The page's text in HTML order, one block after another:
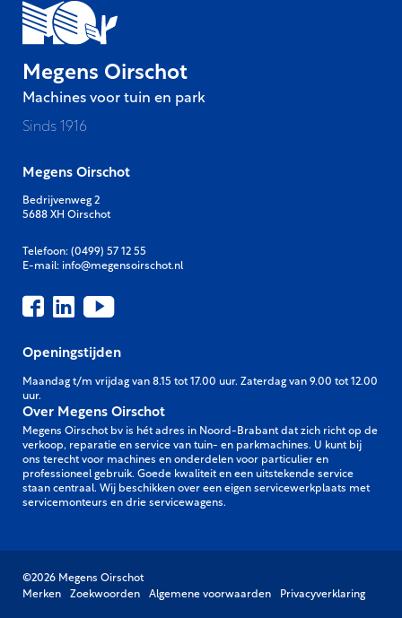
Megens Oirschot
Machines voor tuin en park
Sinds 1916
Megens Oirschot
Bedrijvenweg 2
5688 XH Oirschot
Telefoon: (0499) 57 12 55
E-mail: info@megensoirschot.nl
Openingstijden
Maandag t/m vrijdag van 8.15 tot 17.00 uur. Zaterdag van 9.00 tot 12.00
uur.
Over Megens Oirschot
Megens Oirschot bv is hét adres in Noord-Brabant dat zich richt op de
verkoop, reparatie en service van tuin- en parkmachines. U kunt bij
ons terecht voor machines en onderdelen voor particulier en
professioneel gebruik. Goede kwaliteit en een uitstekende service
staan centraal. Wij beschikken over een eigen servicewerkplaats met
servicemonteurs en drie servicewagens.
©2026 Megens Oirschot
Merken
Zoekwoorden Algemene voorwaarden Privacyverklaring